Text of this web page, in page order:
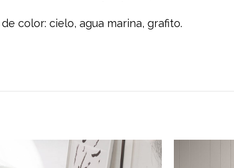
color: cielo, agua marina, grafito.